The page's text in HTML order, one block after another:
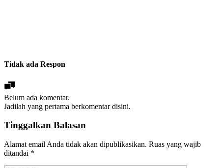
Tidak ada Respon
Belum ada komentar.
Jadilah yang pertama berkomentar disini.
Tinggalkan Balasan
Alamat email Anda tidak akan dipublikasikan. Ruas yang wajib
ditandai *